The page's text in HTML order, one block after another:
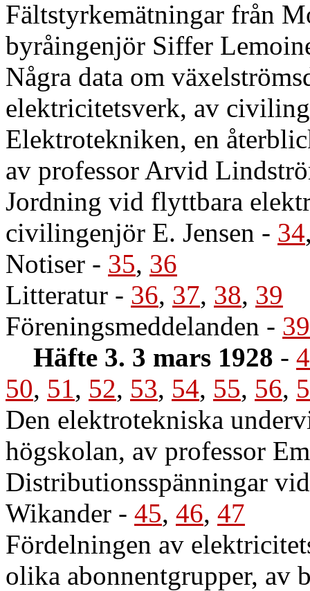
Fältstyrkemätningar från
byråingenjör Siffer
Några data om
elektricitetsverk, av
Elektrotekniken, en
av professor Arvid
Jordning vid flyttbara
civilingenjör E. Jensen - 34
Notiser - 35, 36
Litteratur - 36, 37, 38, 39
Föreningsmeddelanden - 39
Häfte 3. 3 mars 1928 -
50, 51, 52, 53, 54, 55, 56,
Den elektrotekniska
högskolan, av professor
Distributionsspänningar
Wikander - 45, 46, 47
Fördelningen av
olika abonnentgrupper, av